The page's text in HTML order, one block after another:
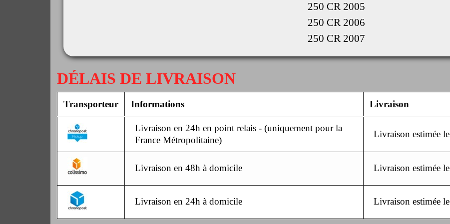
250 CR 2005
250 CR 2006
250 CR 2007
DÉLAIS DE LIVRAISON
Transporteur Informations Livraison
Livraison en 24h en point relais - (uniquement pour la
France Métropolitaine)
Livraison estimée le
Livraison en 48h à domicile Livraison estimée le
Livraison en 24h à domicile Livraison estimée le